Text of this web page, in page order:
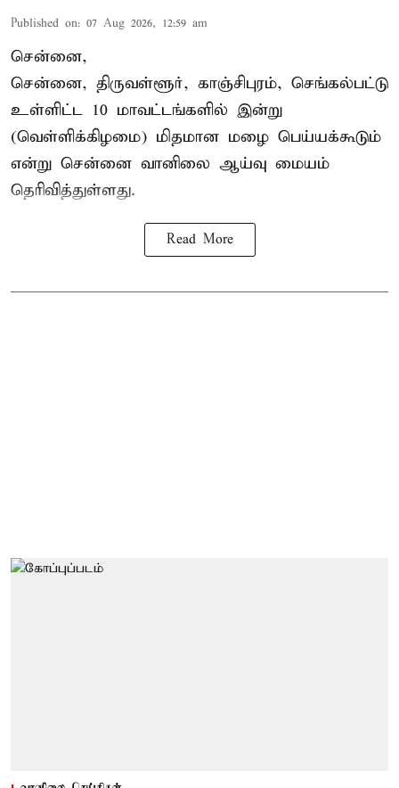
Published on: 07 Aug 2026, 12:59 am
சென்னை,
சென்னை, திருவள்ளூர், காஞ்சிபுரம், செங்கல்பட்டு
உள்ளிட்ட 10 மாவட்டங்களில் இன்று
(வெள்ளிக்கிழமை) மிதமான மழை பெய்யக்கூடும்
என்று சென்னை வானிலை ஆய்வு மையம்
தெரிவித்துள்ளது.
Read More